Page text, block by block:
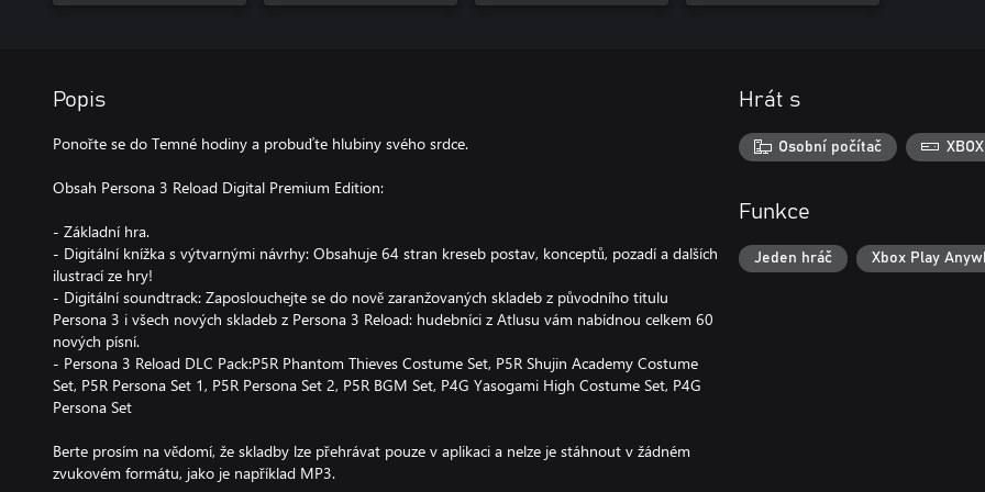
Popis
Ponořte se do Temné hodiny a probuďte hlubiny svého srdce.
Obsah Persona 3 Reload Digital Premium Edition:
- Základní hra.
- Digitální knížka s výtvarnými návrhy: Obsahuje 64 stran kreseb postav, konceptů, pozadí a dalších
ilustrací ze hry!
- Digitální soundtrack: Zaposlouchejte se do nově zaranžovaných skladeb z původního titulu
Persona 3 i všech nových skladeb z Persona 3 Reload: hudebníci z Atlusu vám nabídnou celkem 60
nových písní.
- Persona 3 Reload DLC Pack:P5R Phantom Thieves Costume Set, P5R Shujin Academy Costume
Set, P5R Persona Set 1, P5R Persona Set 2, P5R BGM Set, P4G Yasogami High Costume Set, P4G
Persona Set
Berte prosím na vědomí, že skladby lze přehrávat pouze v aplikaci a nelze je stáhnout v žádném
zvukovém formátu, jako je například MP3.
Hrát s
Osobní počítač
Funkce
Jeden hráč Xbox Play